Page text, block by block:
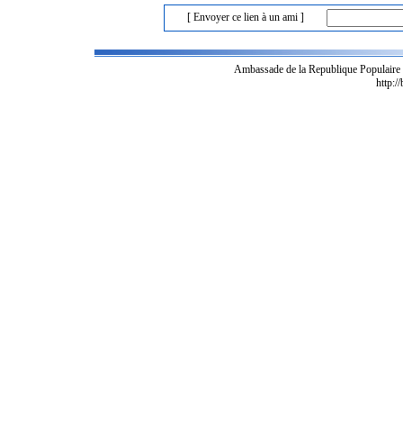
[ Envoyer ce lien à un ami ]
Ambassade de la Republique
http://